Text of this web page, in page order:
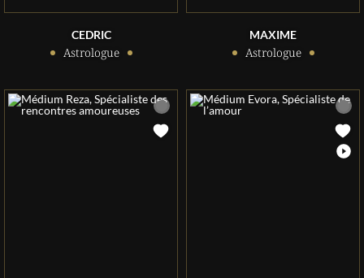
CEDRIC
Astrologue
MAXIME
Astrologue